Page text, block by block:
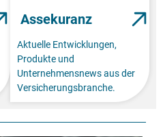
Assekuranz
Aktuelle Entwicklungen,
Produkte und
Unternehmensnews aus der
Versicherungsbranche.